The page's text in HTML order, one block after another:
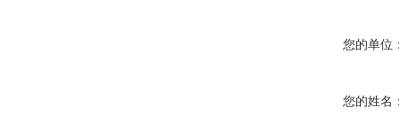
您的单位
您的姓名